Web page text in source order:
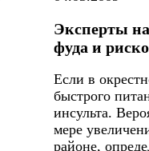
Эксперты
фуда и
Если в
быстрого
инсульта.
мере
районе,